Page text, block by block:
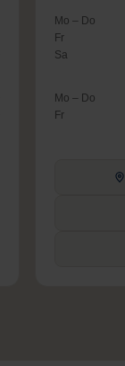
Mo – Do
Fr
Sa
Mo – Do
Fr